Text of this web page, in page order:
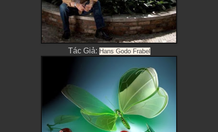
Tác Giả: Hans Godo Frabel